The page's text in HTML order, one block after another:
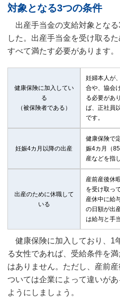
対象となる3つの条件
出産手当金の支給対象となる
した。出産手当金を受け取る
すべて満たす必要があります。
健康保険に加入してい
る
（被保険者である）
妊婦本人が
合や、協会
る必要があ
ば、正社員
です。
妊娠4カ月以降の出産
健康保険で
娠4カ月（
産などを指
出産のために休職して
いる
産前産後休
を受け取っ
産休中に給
の日額が出
は給与と手
健康保険に加入しており、1
る女性であれば、受給条件を
はありません。ただし、産前
ついては企業によって違いが
ようにしましょう。